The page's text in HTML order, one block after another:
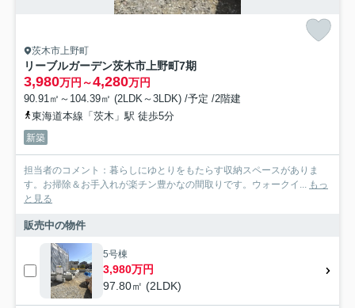
茨木市上野町
リーブルガーデン茨木市上野町7期
3,980万円～4,280万円
90.91㎡～104.39㎡ (2LDK～3LDK) /予定 /2階建
東海道本線「茨木」駅 徒歩5分
新築
担当者のコメント：暮らしにゆとりをもたらす収納スペースがありま
す。お掃除＆お手入れが楽チン豊かなの間取りです。ウォークイ... もっ
と見る
販売中の物件
5号棟
3,980万円
97.80㎡ (2LDK)